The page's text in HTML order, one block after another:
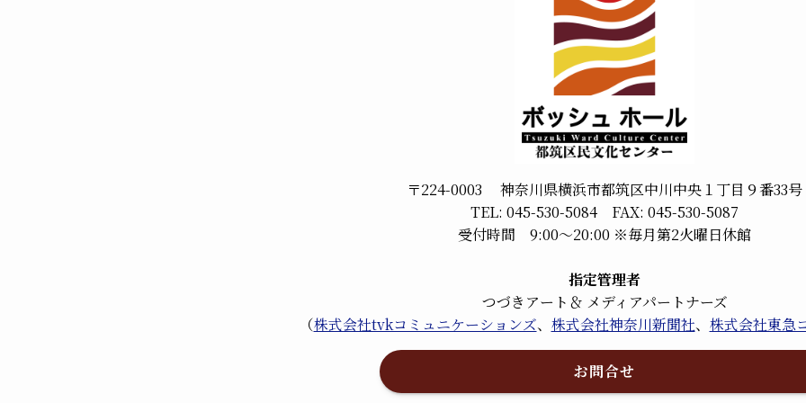
〒224-0003 神奈川県横浜市都筑区中川中央１丁目９番33号
TEL: 045-530-5084 FAX: 045-530-5087
受付時間 9:00～20:00 ※毎月第2火曜日休館
指定管理者
つづきアート＆ メディアパートナーズ
（株式会社tvkコミュニケーションズ、 株式会社神奈川新聞社、 株式会社東急
お問合せ